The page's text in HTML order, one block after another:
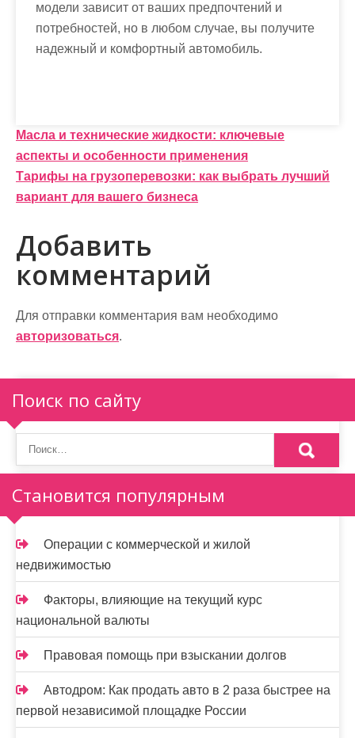
модели зависит от ваших предпочтений и
потребностей, но в любом случае, вы получите
надежный и комфортный автомобиль.
Н
а
в
и
г
а
ц
и
я
п
о
з
а
п
и
с
я
м
Масла и технические жидкости: ключевые
аспекты и особенности применения
Тарифы на грузоперевозки: как выбрать лучший
вариант для вашего бизнеса
Добавить
комментарий
Для отправки комментария вам необходимо
авторизоваться.
Поиск по сайту
Становится популярным
Операции с коммерческой и жилой
недвижимостью
Факторы, влияющие на текущий курс
национальной валюты
Правовая помощь при взыскании долгов
Автодром: Как продать авто в 2 раза быстрее на
первой независимой площадке России